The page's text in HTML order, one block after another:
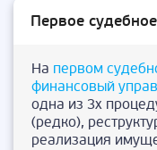
Первое
На первом
финансовый
одна из 3х
(редко),
реализация